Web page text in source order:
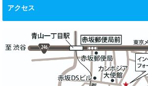
アクセス